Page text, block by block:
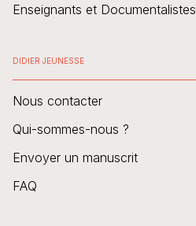
Enseignants et Documentalistes
DIDIER JEUNESSE
Nous contacter
Qui-sommes-nous ?
Envoyer un manuscrit
FAQ